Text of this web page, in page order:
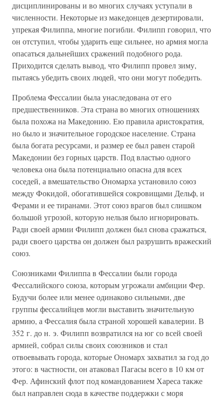
дисциплинированы и во многих случаях уступали в
численности. Некоторые из македонцев дезертировали,
упрекая Филиппа, многие погибли. Филипп говорил, что
он отступил, чтобы ударить еще сильнее, но армия могла
опасаться дальнейших сражений подобного рода.
Приходится сделать вывод, что Филипп провел зиму,
пытаясь убедить своих людей, что они могут победить.
Проблема Фессалии была унаследована от его
предшественников. Эта страна во многих отношениях
была похожа на Македонию. Ею правила аристократия,
но было и значительное городское население. Страна
была богата ресурсами, и размер ее был равен старой
Македонии без горных царств. Под властью одного
человека она была потенциально опасна для всех
соседей, а вмешательство Ономарха установило союз
между Фокидой, обогатившейся сокровищами Дельф, и
Ферами и ее тиранами. Этот союз врагов был слишком
большой угрозой, которую нельзя было игнорировать.
Ради своей армии Филипп должен был снова сражаться,
ради своего царства он должен был разрушить вражеский
союз.
Союзниками Филиппа в Фессалии были города
Фессалийского союза, которым угрожали амбиции Фер.
Будучи более или менее одинаково сильными, две
группы фессалийцев могли выставить значительную
армию, а Фессалия была страной хорошей кавалерии. В
352 г. до н. э. Филипп возвратился на юг со всей своей
армией, собрал силы своих союзников и стал
отвоевывать города, которые Ономарх захватил за год до
этого: в частности, он атаковал Пагасы всего в 10 км от
Фер. Афинский флот под командованием Хареса также
был направлен сюда в качестве поддержки с моря